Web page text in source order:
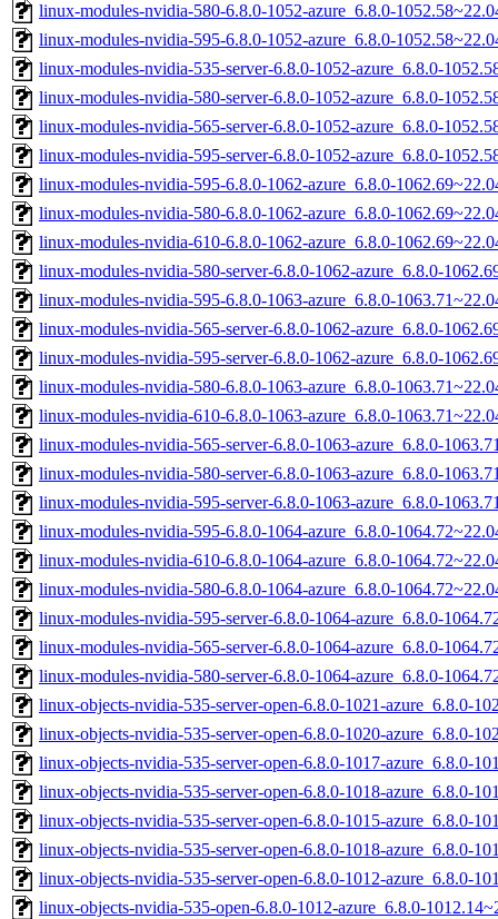
linux-modules-nvidia-580-6.8.0-1052-azure_6.8.0-
linux-modules-nvidia-595-6.8.0-1052-azure_6.8.0-
linux-modules-nvidia-535-server-6.8.0-1052-azure_6.8.0-
linux-modules-nvidia-580-server-6.8.0-1052-azure_6.8.0-
linux-modules-nvidia-565-server-6.8.0-1052-azure_6.8.0-
linux-modules-nvidia-595-server-6.8.0-1052-azure_6.8.0-
linux-modules-nvidia-595-6.8.0-1062-azure_6.8.0-
linux-modules-nvidia-580-6.8.0-1062-azure_6.8.0-
linux-modules-nvidia-610-6.8.0-1062-azure_6.8.0-
linux-modules-nvidia-580-server-6.8.0-1062-azure_6.8.0-
linux-modules-nvidia-595-6.8.0-1063-azure_6.8.0-
linux-modules-nvidia-565-server-6.8.0-1062-azure_6.8.0-
linux-modules-nvidia-595-server-6.8.0-1062-azure_6.8.0-
linux-modules-nvidia-580-6.8.0-1063-azure_6.8.0-
linux-modules-nvidia-610-6.8.0-1063-azure_6.8.0-
linux-modules-nvidia-565-server-6.8.0-1063-azure_6.8.0-
linux-modules-nvidia-580-server-6.8.0-1063-azure_6.8.0-
linux-modules-nvidia-595-server-6.8.0-1063-azure_6.8.0-
linux-modules-nvidia-595-6.8.0-1064-azure_6.8.0-
linux-modules-nvidia-610-6.8.0-1064-azure_6.8.0-
linux-modules-nvidia-580-6.8.0-1064-azure_6.8.0-
linux-modules-nvidia-595-server-6.8.0-1064-azure_6.8.0-
linux-modules-nvidia-565-server-6.8.0-1064-azure_6.8.0-
linux-modules-nvidia-580-server-6.8.0-1064-azure_6.8.0-
linux-objects-nvidia-535-server-open-6.8.0-1021-azure_6.8.0-
linux-objects-nvidia-535-server-open-6.8.0-1020-azure_6.8.0-
linux-objects-nvidia-535-server-open-6.8.0-1017-azure_6.8.0-
linux-objects-nvidia-535-server-open-6.8.0-1018-azure_6.8.0-
linux-objects-nvidia-535-server-open-6.8.0-1015-azure_6.8.0-
linux-objects-nvidia-535-server-open-6.8.0-1018-azure_6.8.0-
linux-objects-nvidia-535-server-open-6.8.0-1012-azure_6.8.0-
linux-objects-nvidia-535-open-6.8.0-1012-azure_6.8.0-